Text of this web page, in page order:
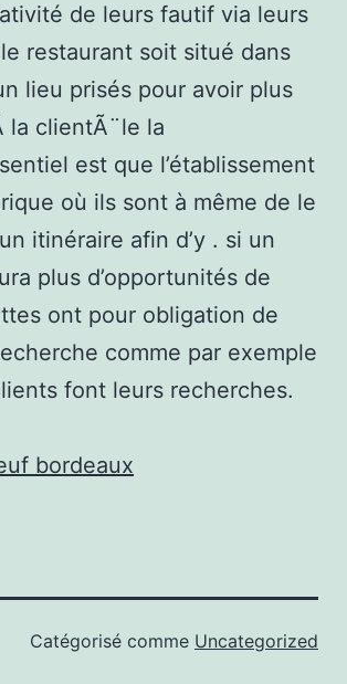
de leurs fautif via leurs
restaurant soit situé dans
lieu prisés pour avoir plus
la clientÃ¨le la
est que l’établissement
où ils sont à même de le
itinéraire afin d’y . si un
plus d’opportunités de
ont pour obligation de
comme par exemple
font leurs recherches.
bordeaux
Catégorisé comme Uncategorized